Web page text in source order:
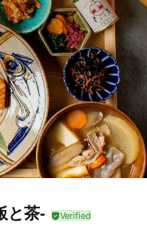
と茶-